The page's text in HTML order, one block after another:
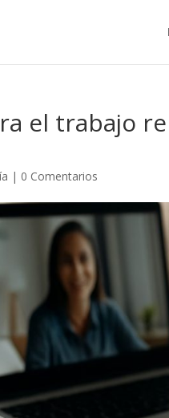
el trabajo
| 0 Comentarios